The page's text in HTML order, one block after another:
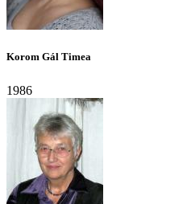
Korom Gál Timea
1986